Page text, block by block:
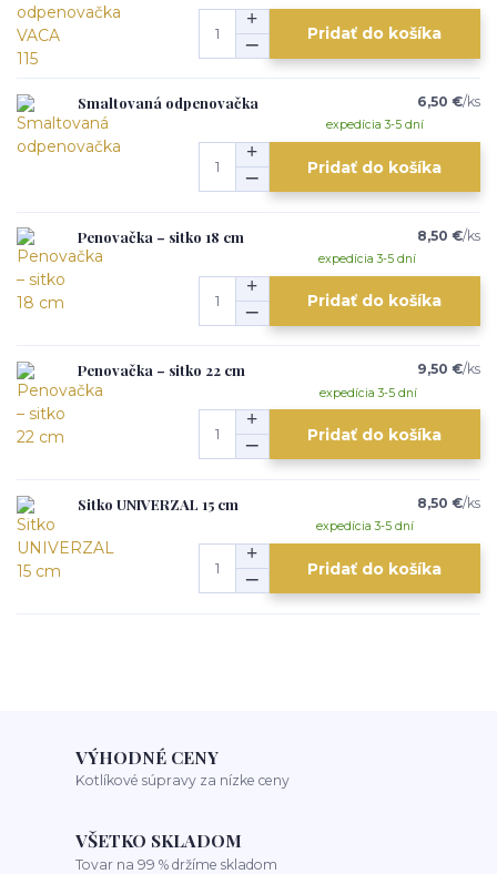
Pridať do košíka
Smaltovaná odpenovačka 6,50 €/ks
expedícia 3-5 dní
Pridať do košíka
Penovačka – sitko 18 cm 8,50 €/ks
expedícia 3-5 dní
Pridať do košíka
Penovačka – sitko 22 cm 9,50 €/ks
expedícia 3-5 dní
Pridať do košíka
Sitko UNIVERZAL 15 cm 8,50 €/ks
expedícia 3-5 dní
Pridať do košíka
VÝHODNÉ CENY
Kotlíkové súpravy za nízke ceny
VŠETKO SKLADOM
Tovar na 99 % držíme skladom